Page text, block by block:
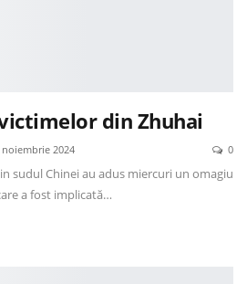
din Zhuhai
2024 0
sudul Chinei au adus miercuri un omagiu
a fost implicată…